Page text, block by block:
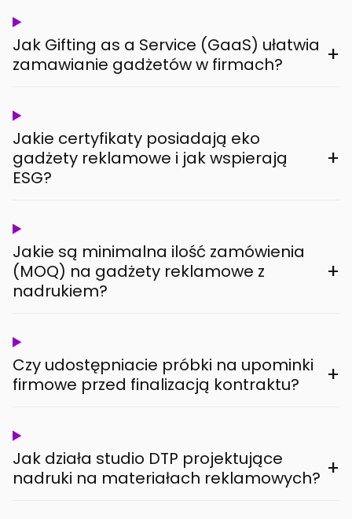
Jak Gifting as a Service (GaaS) ułatwia
zamawianie gadżetów w firmach?
+
Jakie certyfikaty posiadają eko
gadżety reklamowe i jak wspierają
ESG?
+
Jakie są minimalna ilość zamówienia
(MOQ) na gadżety reklamowe z
nadrukiem?
+
Czy udostępniacie próbki na upominki
firmowe przed finalizacją kontraktu?
+
Jak działa studio DTP projektujące
nadruki na materiałach reklamowych? +